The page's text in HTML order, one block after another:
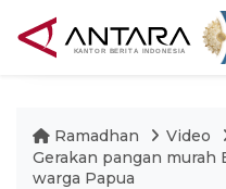
Ramadhan
Video
Gerakan pangan murah
warga Papua